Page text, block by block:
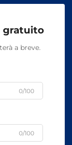
gratuito
a breve.
0/100
0/100